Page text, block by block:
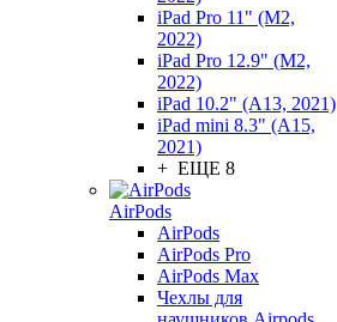
iPad Pro 11" (M2,
2022)
iPad Pro 12.9" (M2,
2022)
iPad 10.2" (A13, 2021)
iPad mini 8.3" (A15,
2021)
+ ЕЩЕ 8
AirPods
AirPods
AirPods Pro
AirPods Max
Чехлы для